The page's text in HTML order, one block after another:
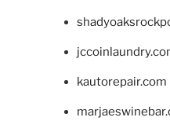
kautorepair.com